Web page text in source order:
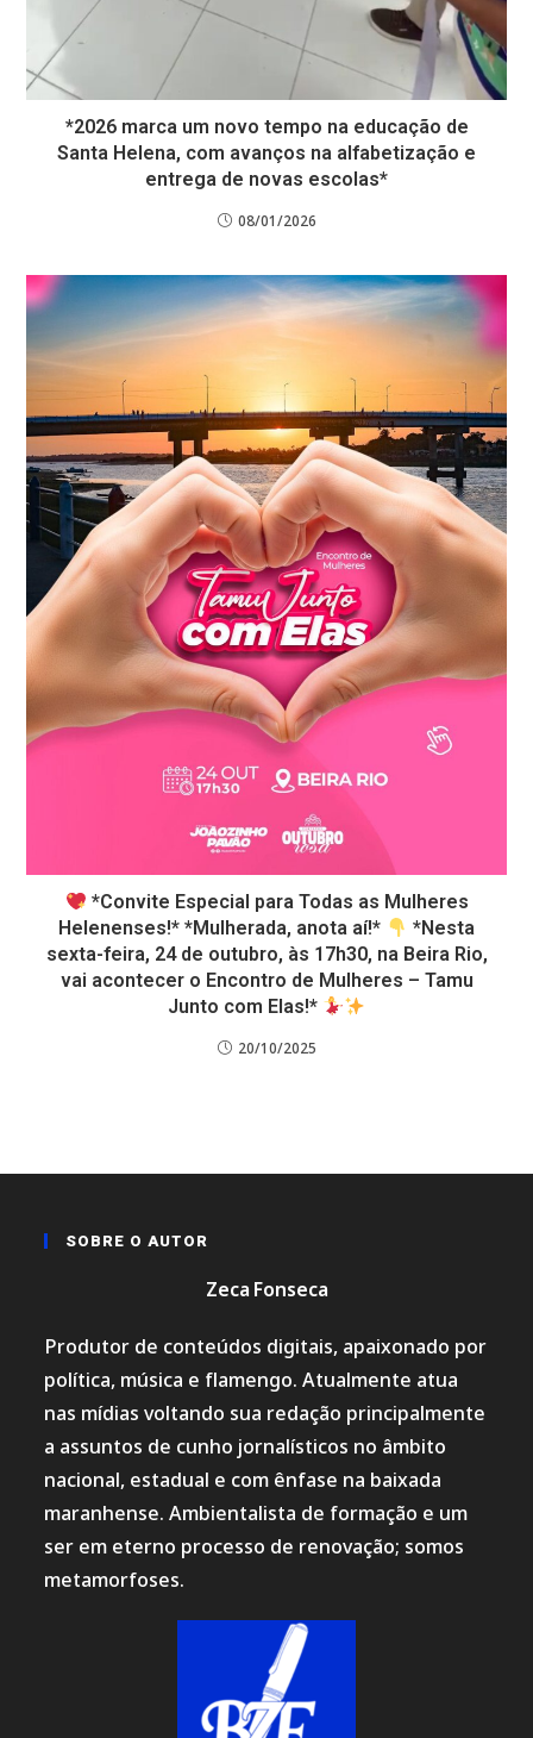
*2026 marca um novo tempo na educação de
Santa Helena, com avanços na alfabetização e
entrega de novas escolas*
08/01/2026
*Convite Especial para Todas as Mulheres
Helenenses!* *Mulherada, anota aí!*
*Nesta
sexta-feira, 24 de outubro, às 17h30, na Beira Rio,
vai acontecer o Encontro de Mulheres – Tamu
Junto com Elas!*
20/10/2025
SOBRE O AUTOR
Zeca Fonseca
Produtor de conteúdos digitais, apaixonado por
política, música e flamengo. Atualmente atua
nas mídias voltando sua redação principalmente
a assuntos de cunho jornalísticos no âmbito
nacional, estadual e com ênfase na baixada
maranhense. Ambientalista de formação e um
ser em eterno processo de renovação; somos
metamorfoses.